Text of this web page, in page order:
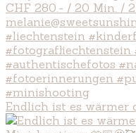
Endlich ist es wärmer